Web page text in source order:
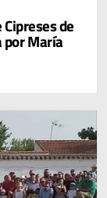
de
por María